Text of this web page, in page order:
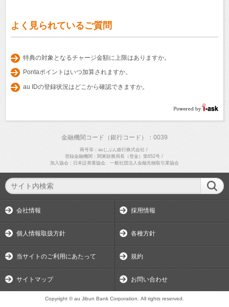
よく見られているご質問
特典の対象となるチャージ金額に上限はありますか。
Pontaポイントはいつ加算されますか。
au IDの登録状況はどこから確認できますか。
金融機関コード（銀行コード）：0039
商号等：auじぶん銀行株式会社 /
登録金融機関：関東財務局長（登金）第652号/
加入協会：日本証券業協会、一般社団法人金融先物取引業協会
会社情報 採用情報
個人情報取扱方針 各種方針
当サイトのご利用にあたって 規約
サイトマップ お問い合わせ
Copyright © au Jibun Bank Corporation. All rights reserved.